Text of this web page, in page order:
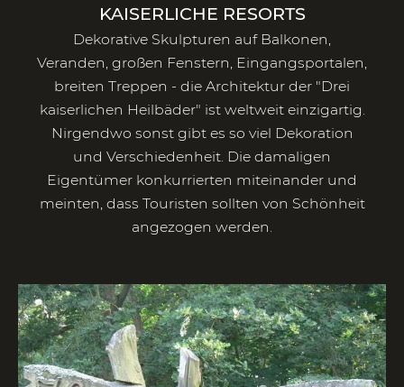
KAISERLICHE RESORTS
Dekorative Skulpturen auf Balkonen,
Veranden, großen Fenstern, Eingangsportalen,
breiten Treppen - die Architektur der "Drei
kaiserlichen Heilbäder" ist weltweit einzigartig.
Nirgendwo sonst gibt es so viel Dekoration
und Verschiedenheit. Die damaligen
Eigentümer konkurrierten miteinander und
meinten, dass Touristen sollten von Schönheit
angezogen werden.